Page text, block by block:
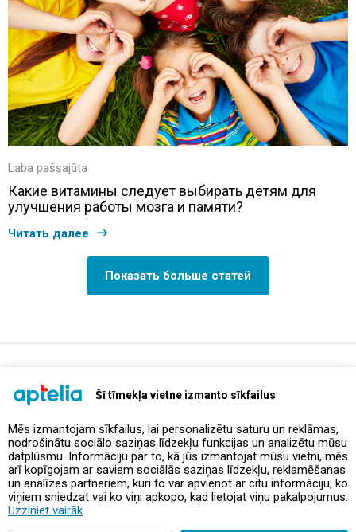
Šī tīmekļa vietne izmanto sīkfailus
Mēs izmantojam sīkfailus, lai personalizētu saturu un reklāmas,
nodrošinātu sociālo saziņas līdzekļu funkcijas un analizētu mūsu
datplūsmu. Informāciju par to, kā jūs izmantojat mūsu vietni, mēs
arī kopīgojam ar saviem sociālās saziņas līdzekļu, reklamēšanas
un analīzes partneriem, kuri to var apvienot ar citu informāciju, ko
viņiem sniedzat vai ko viņi apkopo, kad lietojat viņu pakalpojumus.
Uzziniet vairāk
Laba pašsajūta
Какие витамины следует выбирать детям для
улучшения работы мозга и памяти?
Читать далее
Показать больше статей
Предложения и акции
Контакты